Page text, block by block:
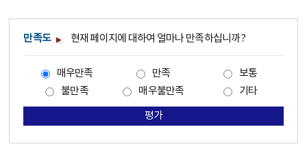
만족도 현재 페이지에 대하여 얼마나 만족하십니까?
매우만족 만족
보통
불만족
매우불만족 기타
평가